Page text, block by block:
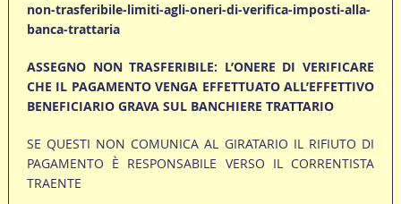
non-trasferibile-limiti-agli-oneri-di-verifica-imposti-alla-
banca-trattaria
ASSEGNO NON TRASFERIBILE: L’ONERE DI VERIFICARE
CHE IL PAGAMENTO VENGA EFFETTUATO ALL’EFFETTIVO
BENEFICIARIO GRAVA SUL BANCHIERE TRATTARIO
SE QUESTI NON COMUNICA AL GIRATARIO IL RIFIUTO DI
PAGAMENTO È RESPONSABILE VERSO IL CORRENTISTA
TRAENTE